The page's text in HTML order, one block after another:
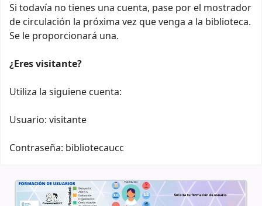
Si todavía no tienes una cuenta, pase por el mostrador
de circulación la próxima vez que venga a la biblioteca.
Se le proporcionará una.
¿Eres visitante?
Utiliza la siguiene cuenta:
Usuario: visitante
Contraseña: bibliotecaucc